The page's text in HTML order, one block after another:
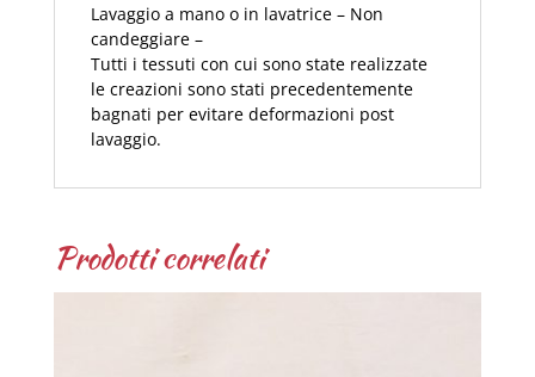
Lavaggio a mano o in lavatrice – Non
candeggiare –
Tutti i tessuti con cui sono state realizzate
le creazioni sono stati precedentemente
bagnati per evitare deformazioni post
lavaggio.
Prodotti correlati